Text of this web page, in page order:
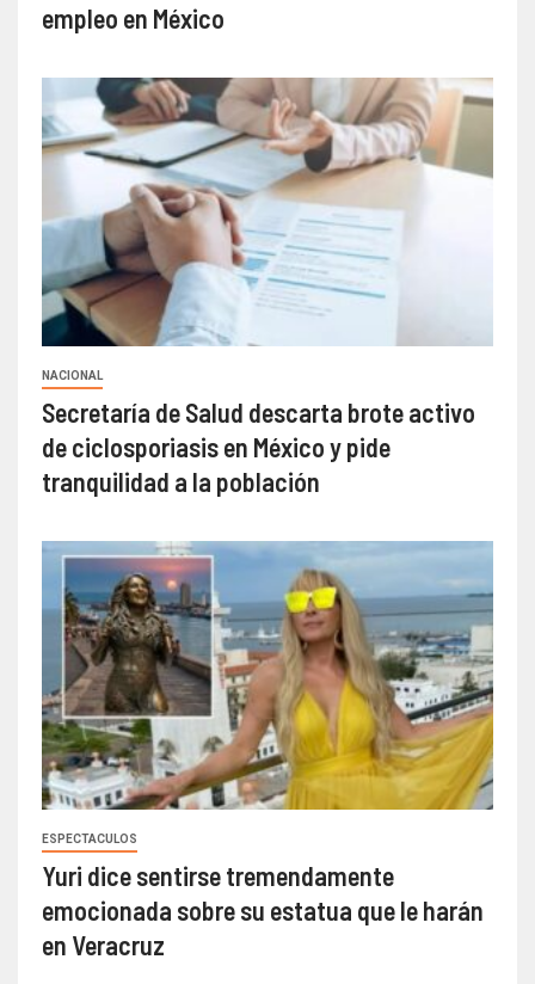
empleo en México
NACIONAL
Secretaría de Salud descarta brote activo
de ciclosporiasis en México y pide
tranquilidad a la población
ESPECTACULOS
Yuri dice sentirse tremendamente
emocionada sobre su estatua que le harán
en Veracruz